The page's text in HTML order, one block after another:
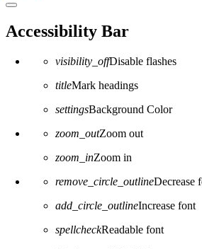
Close the accessibility toolbar
Accessibility Bar
visibility_offDisable flashes
titleMark headings
settingsBackground Color
zoom_outZoom out
zoom_inZoom in
remove_circle_outlineDecrease
add_circle_outlineIncrease font
spellcheckReadable font